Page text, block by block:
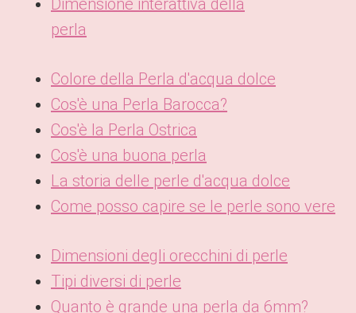
Dimensione interattiva della
perla
Colore della Perla d'acqua dolce
Cos'è una Perla Barocca?
Cos'è la Perla Ostrica
Cos'è una buona perla
La storia delle perle d'acqua dolce
Come posso capire se le perle sono vere
Dimensioni degli orecchini di perle
Tipi diversi di perle
Quanto è grande una perla da 6mm?